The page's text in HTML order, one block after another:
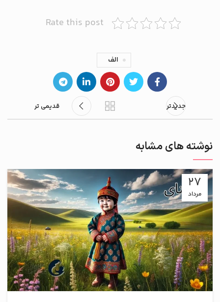
Rate this post
الف
جدیدتر قدیمی تر
نوشته های مشابه
27
مرداد